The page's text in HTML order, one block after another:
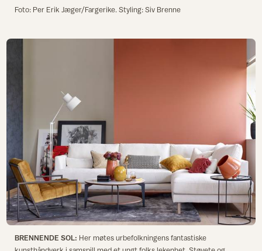
Foto: Per Erik Jæger/Fargerike. Styling: Siv Brenne
BRENNENDE SOL: Her møtes urbefolkningens fantastiske